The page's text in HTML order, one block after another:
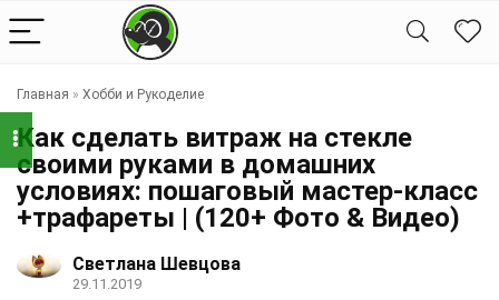
Главная » Хобби и Рукоделие
Как сделать витраж на стекле
своими руками в домашних
условиях: пошаговый мастер-класс
+трафареты | (120+ Фото & Видео)
Светлана Шевцова
29.11.2019